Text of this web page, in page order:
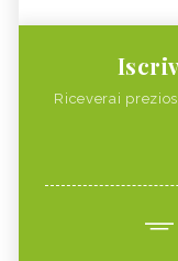
Riceverai